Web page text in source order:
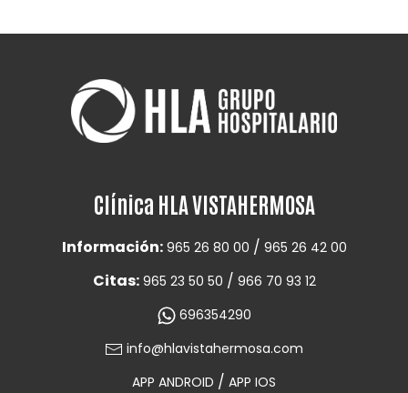
Clínica HLA VISTAHERMOSA
Información: 965 26 80 00 / 965 26 42 00
Citas: 965 23 50 50 / 966 70 93 12
696354290
info@hlavistahermosa.com
APP ANDROID / APP IOS